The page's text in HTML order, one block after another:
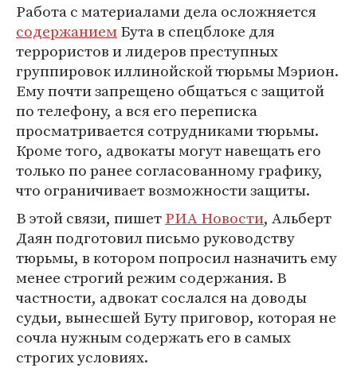
Работа с материалами дела осложняется
содержаниемБута в спецблоке для
террористов и лидеров преступных
группировок иллинойской тюрьмы Мэрион.
Ему почти запрещено общаться с защитой
по телефону, а вся его переписка
просматривается сотрудниками тюрьмы.
Кроме того, адвокаты могут навещать его
только по ранее согласованному графику,
что ограничивает возможности защиты.
В этой связи, пишетРИА Новости, Альберт
Даян подготовил письмо руководству
тюрьмы, в котором попросил назначить ему
менее строгий режим содержания. В
частности, адвокат сослался на доводы
судьи, вынесшей Буту приговор, которая не
сочла нужным содержать его в самых
строгих условиях.